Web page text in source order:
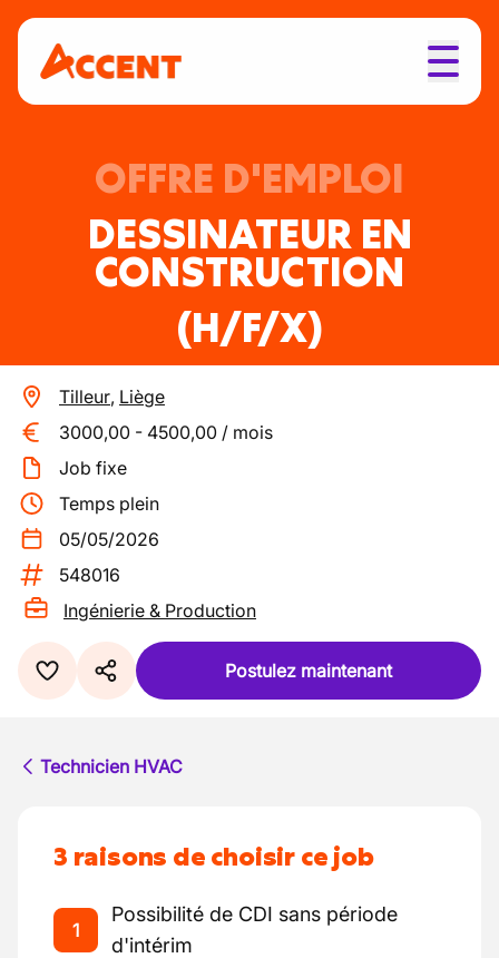
OFFRE D'EMPLOI
DESSINATEUR EN
CONSTRUCTION
(H/F/X)
Tilleur, Liège
3000,00 - 4500,00 / mois
Job fixe
Temps plein
05/05/2026
548016
Ingénierie & Production
Postulez maintenant
Technicien HVAC
3 raisons de choisir ce job
1
Possibilité de CDI sans période
d'intérim